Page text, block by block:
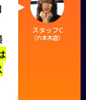
スタッフC
（六本木店）